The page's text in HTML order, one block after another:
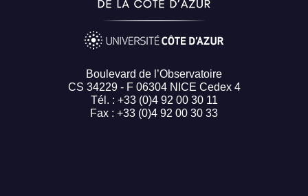
Boulevard de l’Observatoire
CS 34229 - F 06304 NICE Cedex 4
Tél. : +33 (0)4 92 00 30 11
Fax : +33 (0)4 92 00 30 33